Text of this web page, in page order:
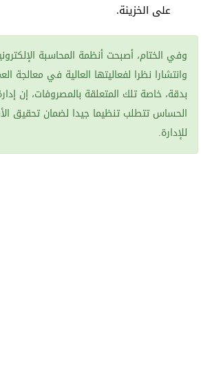
على الخزينة.
وفي الختام، أصبحت أنظمة المحاسبة
وانتشارا نظرا لفعاليتها العالية في معالجة
بدقة، خاصة تلك المتعلقة بالمصروفات، إن
الحساس تتطلب تنظيما جيدا لضمان تحقيق
للإدارة.